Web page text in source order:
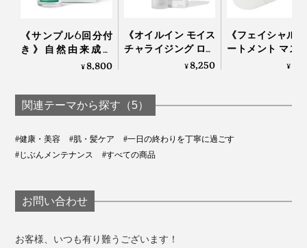
《サンプル6回分付
き》自然由来成分
100％、EGF協会認定
クトナチュラル」
¥8,800
《オイルイン モイス
チャライジング ロー
ション》「獺祭 純米
合 ローション｜獺祭
ビューティ
¥8,250
《フェイシャル
ートメント マス
5枚入り》「獺
配合 フェイスマ
¥
関連テーマから探す（5）
#健康・美容 #肌・髪ケア
#一日の終わりを丁寧に過ごす
#じぶんメンテナンス
#すべての商品
お問い合わせ
お客様、いつも有り難うございます！